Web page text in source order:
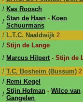
/ Kas Roosch
/ Stan de Haan - Koen
Schuurmans
/ L.T.C. Naaldwijk 2
/ Stijn de Lange
/ Marcus Hilpert- Stijn de
/ T.C. Bosheim (Bussum) 2
/ Remi Kegel
/ Stijn Hofman - Wilco van
Gangelen